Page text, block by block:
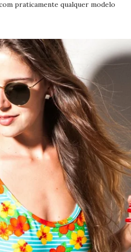
praticamente qualquer modelo